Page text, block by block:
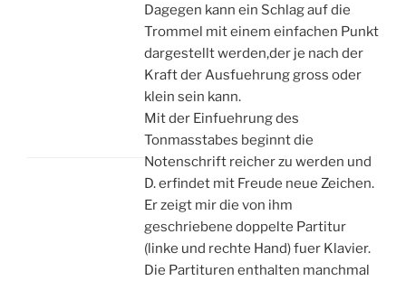
Dagegen kann ein Schlag auf die
Trommel mit einem einfachen Punkt
dargestellt werden,der je nach der
Kraft der Ausfuehrung gross oder
klein sein kann.
Mit der Einfuehrung des
Tonmasstabes beginnt die
Notenschrift reicher zu werden und
D. erfindet mit Freude neue Zeichen.
Er zeigt mir die von ihm
geschriebene doppelte Partitur
(linke und rechte Hand) fuer Klavier.
Die Partituren enthalten manchmal